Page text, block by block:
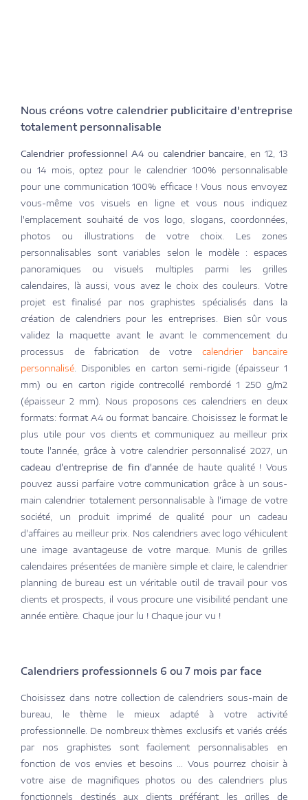
Nous créons votre calendrier publicitaire d'entreprise
totalement personnalisable
Calendrier professionnel A4ou calendrier bancaire , en 12, 13
ou 14 mois, optez pour le calendrier 100% personnalisable
pour une communication 100% efficace ! Vous nous envoyez
vous-même vos visuels en ligne et vous nous indiquez
l'emplacement souhaité de vos logo, slogans, coordonnées,
photos ou illustrations de votre choix. Les zones
personnalisables sont variables selon le modèle : espaces
panoramiques ou visuels multiples parmi les grilles
calendaires, là aussi, vous avez le choix des couleurs. Votre
projet est finalisé par nos graphistes spécialisés dans la
création de calendriers pour les entreprises. Bien sûr vous
validez la maquette avant le avant le commencement du
processus de fabrication de votre calendrier bancaire
personnalisé . Disponibles en carton semi-rigide (épaisseur 1
mm) ou en carton rigide contrecollé rembordé 1 250 g/m2
(épaisseur 2 mm). Nous proposons ces calendriers en deux
formats: format A4 ou format bancaire. Choisissez le format le
plus utile pour vos clients et communiquez au meilleur prix
toute l'année, grâce à votre calendrier personnalisé 2027, un
cadeau d'entreprise de fin d'année de haute qualité ! Vous
pouvez aussi parfaire votre communication grâce à un sous-
main calendrier totalement personnalisable à l'image de votre
société, un produit imprimé de qualité pour un cadeau
d'affaires au meilleur prix. Nos calendriers avec logo véhiculent
une image avantageuse de votre marque. Munis de grilles
calendaires présentées de manière simple et claire, le calendrier
planning de bureau est un véritable outil de travail pour vos
clients et prospects, il vous procure une visibilité pendant une
année entière. Chaque jour lu ! Chaque jour vu !
Calendriers professionnels 6 ou 7 mois par face
Choisissez dans notre collection de calendriers sous-main de
bureau, le thème le mieux adapté à votre activité
professionnelle. De nombreux thèmes exclusifs et variés créés
par nos graphistes sont facilement personnalisables en
fonction de vos envies et besoins ... Vous pourrez choisir à
votre aise de magnifiques photos ou des calendriers plus
fonctionnels destinés aux clients préférant les grilles de